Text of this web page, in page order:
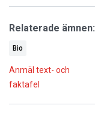
Relaterade ämnen:
Bio
Anmäl text- och
faktafel